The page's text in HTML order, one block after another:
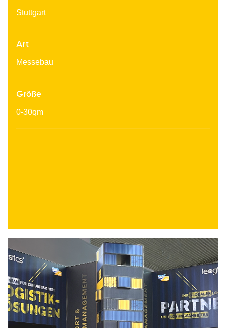
Stuttgart
Art
Messebau
Größe
0-30qm